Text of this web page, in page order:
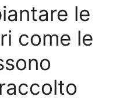
le
come le